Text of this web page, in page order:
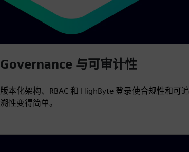
Governance 与可审计性
版本化架构、RBAC 和 HighByte 登录使合规性和可追
溯性变得简单。